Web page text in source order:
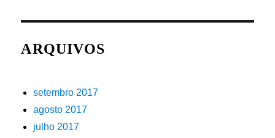
ARQUIVOS
setembro 2017
agosto 2017
julho 2017